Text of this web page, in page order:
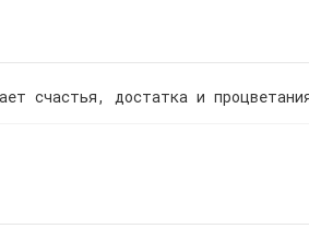
счастья, достатка и